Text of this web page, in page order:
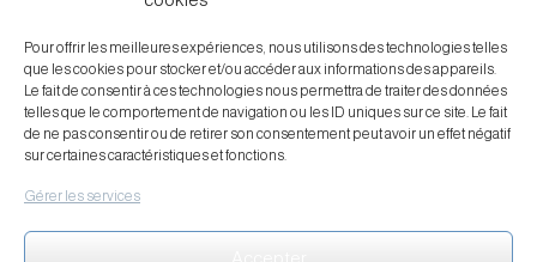
Pour offrir les meilleures expériences, nous utilisons des technologies telles
que les cookies pour stocker et/ou accéder aux informations des appareils.
Le fait de consentir à ces technologies nous permettra de traiter des données
telles que le comportement de navigation ou les ID uniques sur ce site. Le fait
de ne pas consentir ou de retirer son consentement peut avoir un effet négatif
sur certaines caractéristiques et fonctions.
Gérer les services
Réparations
Stream
Technique